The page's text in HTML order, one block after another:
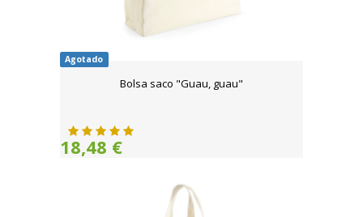
Agotado
Bolsa saco "Guau, guau"
18,48 €